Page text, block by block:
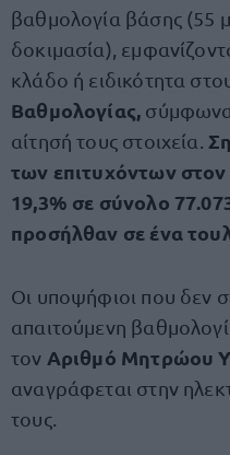
βαθμολογία βάσης (55
δοκιμασία),
κλάδο ή ειδικότητα
Βαθμολογίας,
αίτησή τους στοιχεία.
των επιτυχόντων
19,3% σε σύνολο
προσήλθαν σε ένα
Οι υποψήφιοι που δεν
απαιτούμενη
τον Αριθμό Μητρώου
αναγράφεται στην
τους.